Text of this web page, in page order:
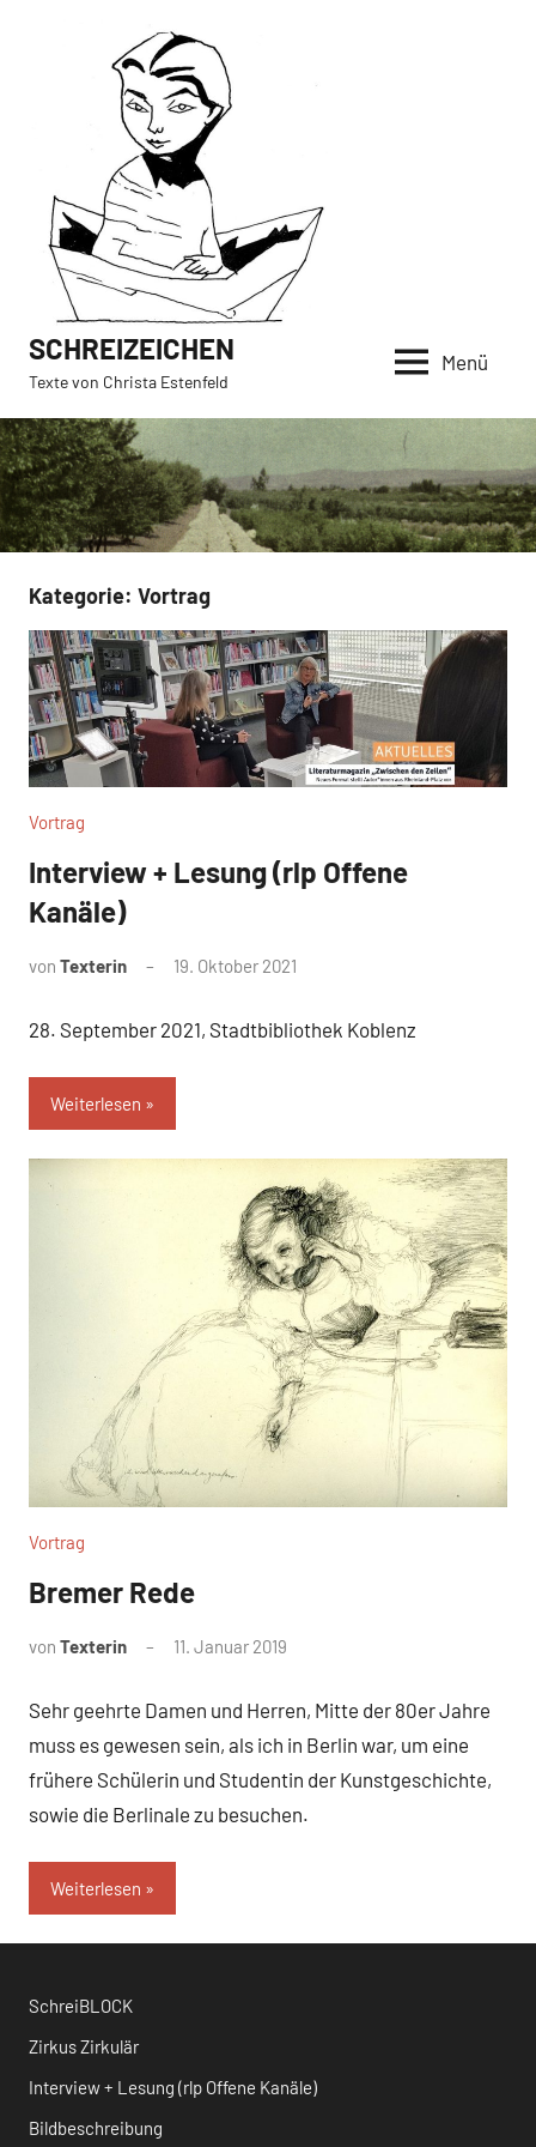
SCHREIZEICHEN
Texte von Christa Estenfeld
Menü
Kategorie: Vortrag
Vortrag
Interview + Lesung (rlp Offene
Kanäle)
von Texterin 19. Oktober 2021
28. September 2021, Stadtbibliothek Koblenz
Weiterlesen
Vortrag
Bremer Rede
von Texterin 11. Januar 2019
Sehr geehrte Damen und Herren, Mitte der 80er Jahre
muss es gewesen sein, als ich in Berlin war, um eine
frühere Schülerin und Studentin der Kunstgeschichte,
sowie die Berlinale zu besuchen.
Weiterlesen
SchreiBLOCK
Zirkus Zirkulär
Interview + Lesung (rlp Offene Kanäle)
Bildbeschreibung